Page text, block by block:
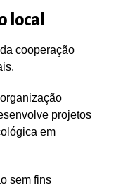
local
cooperação
projetos
em
sem fins